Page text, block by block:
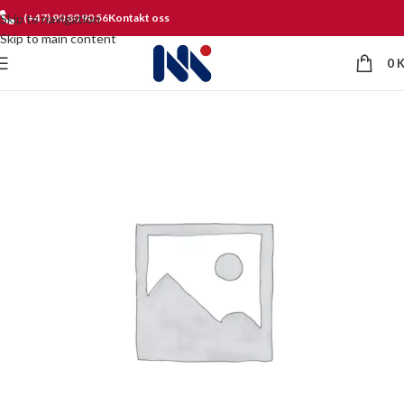
Skip to navigation
Skip to main content
(+47) 90 80 90 56Kontakt oss
0